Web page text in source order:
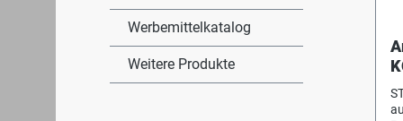
Werbemittelkatalog
Weitere Produkte
/